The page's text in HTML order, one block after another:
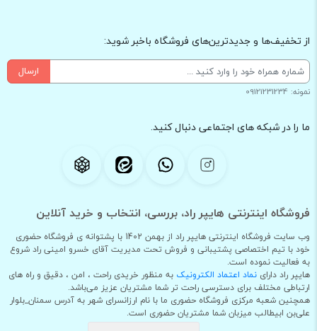
از تخفیف‌ها و جدیدترین‌های فروشگاه باخبر شوید:
ارسال
نمونه: 09121231234
ما را در شبکه های اجتماعی دنبال کنید.
فروشگاه اینترنتی هایپر راد، بررسی، انتخاب و خرید آنلاین
وب سایت فروشگاه اینترنتی هایپر راد از بهمن 1402 با پشتوانه ی فروشگاه حضوری
خود با تیم اختصاصی پشتیبانی و فروش تحت مدیریت آقای خسرو امینی راد شروع
به فعالیت نموده است.
هایپر راد دارای نماد اعتماد الکترونیک به منظور خریدی راحت ، امن ، دقیق و راه های
ارتباطی مختلف برای دسترسی راحت تر شما مشتریان عزیز می‌باشد.
همچنین شعبه مرکزی فروشگاه حضوری ما با نام ارزانسرای شهر به آدرس سمنان_بلوار
علی‌بن ابیطالب میزبان شما مشتریان حضوری است.